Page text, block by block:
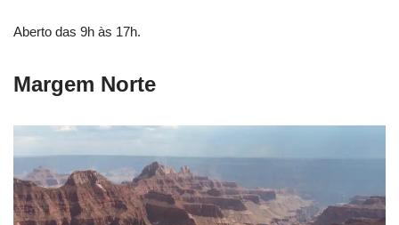
Aberto das 9h às 17h.
Margem Norte